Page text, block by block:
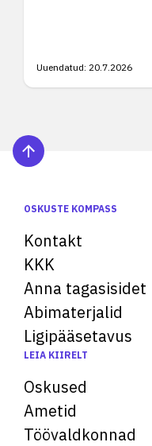
Uuendatud: 20.7.2026
OSKUSTE KOMPASS
Kontakt
KKK
Anna tagasisidet
Abimaterjalid
Ligipääsetavus
LEIA KIIRELT
Oskused
Ametid
Töövaldkonnad